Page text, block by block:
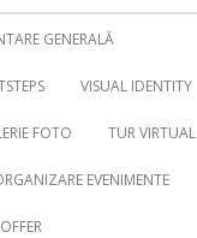
GENERALĂ
VISUAL IDENTITY
FOTO TUR VIRTUAL
EVENIMENTE